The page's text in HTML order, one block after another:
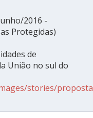
2016 -
Protegidas)
de
União no sul do
stories/